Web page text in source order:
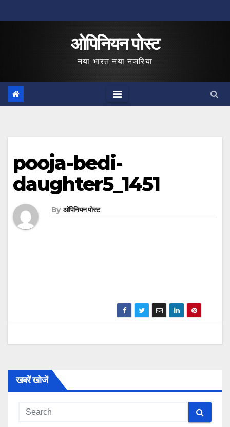
to
ओपिनियन पोस्ट
नया भारत नया नजरिया
pooja-bedi-
daughter5_1451
By ओपिनियन पोस्ट
खबरें खोजें